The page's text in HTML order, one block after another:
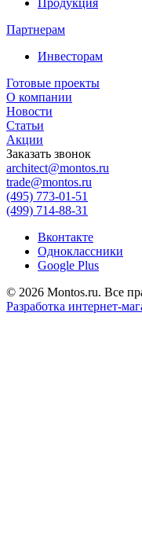
Партнерам
Инвесторам
Готовые проекты
О компании
Новости
Статьи
Акции
Заказать звонок
architect@montos.ru
trade@montos.ru
(495) 773-01-51
(499) 714-88-31
Вконтакте
Одноклассники
Google Plus
© 2026 Montos.ru. Все
Разработка интернет-